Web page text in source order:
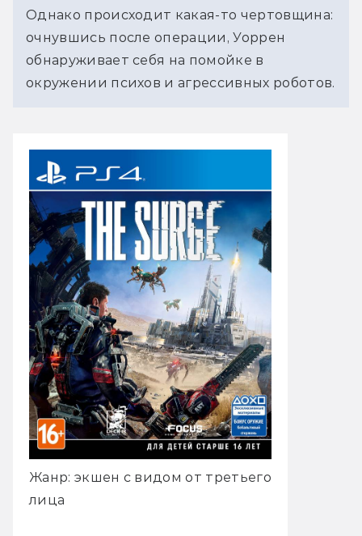
Однако происходит какая-то чертовщина:
очнувшись после операции, Уоррен
обнаруживает себя на помойке в
окружении психов и агрессивных роботов.
Жанр: экшен с видом от третьего
лица